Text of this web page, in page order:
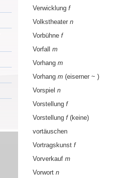
Verwicklung f
Volkstheater n
Vorbühne f
Vorfall m
Vorhang m
Vorhang m (eiserner ~ )
Vorspiel n
Vorstellung f
Vorstellung f(keine)
vortäuschen
Vortragskunst f
Vorverkauf m
Vorwort n